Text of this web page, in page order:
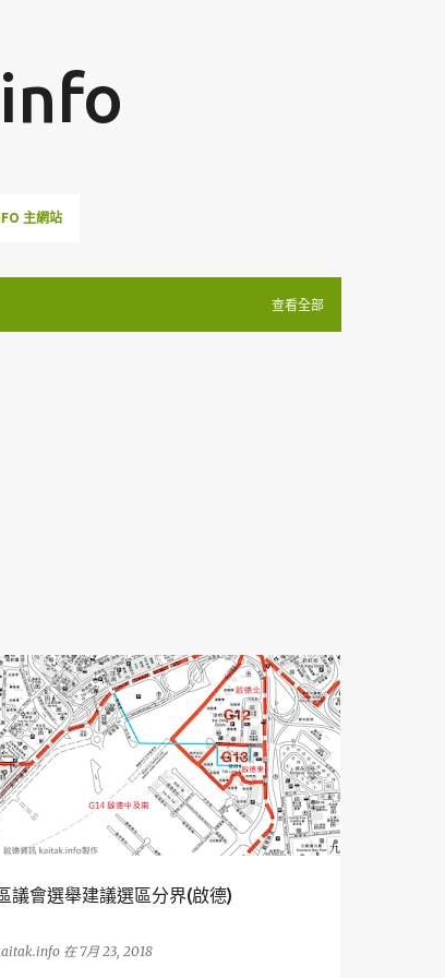
主網站
查看全部
議會選舉建議選區分界(啟德)
在 7月 23, 2018